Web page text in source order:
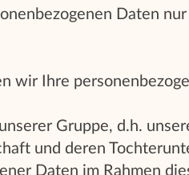
Daten
wir Ihre
Gruppe, d.h.
und deren
Daten im Rahmen